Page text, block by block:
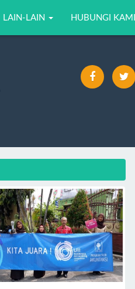
LAIN-LAIN HUBUNGI KAMI